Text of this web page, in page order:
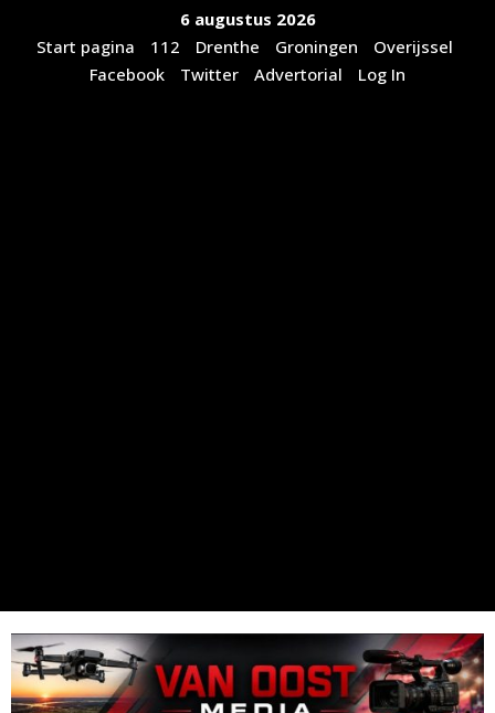
6 augustus 2026
Start pagina
112 Drenthe Groningen
Overijssel
Facebook
Twitter Advertorial Log In